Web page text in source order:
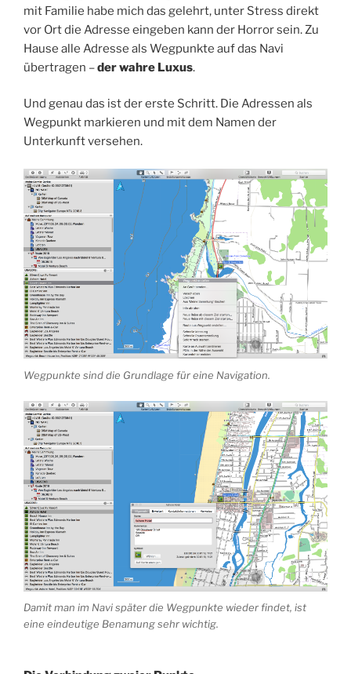
mit Familie habe mich das gelehrt, unter Stress direkt
vor Ort die Adresse eingeben kann der Horror sein. Zu
Hause alle Adresse als Wegpunkte auf das Navi
übertragen –der wahre Luxus.
Und genau das ist der erste Schritt. Die Adressen als
Wegpunkt markieren und mit dem Namen der
Unterkunft versehen.
Wegpunkte sind die Grundlage für eine Navigation.
Damit man im Navi später die Wegpunkte wieder findet, ist
eine eindeutige Benamung sehr wichtig.